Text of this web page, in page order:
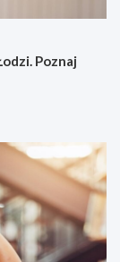
Poznaj